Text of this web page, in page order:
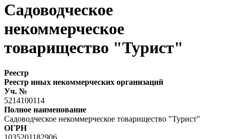
Садоводческое
некоммерческое
товарищество "Турист"
Реестр
Реестр иных некоммерческих организаций
Уч. №
5214100114
Полное наименование
Садоводческое некоммерческое товарищество "Турист"
ОГРН
1035201182906